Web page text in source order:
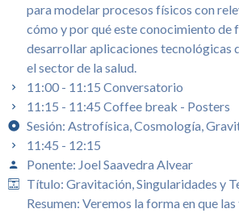
para modelar procesos físicos con
cómo y por qué este conocimiento de
desarrollar aplicaciones tecnológicas
el sector de la salud.
11:00 - 11:15 Conversatorio
11:15 - 11:45 Coffee break - Posters
Sesión: Astrofísica, Cosmología,
11:45 - 12:15
Ponente: Joel Saavedra Alvear
Título: Gravitación, Singularidades y
Resumen: Veremos la forma en que